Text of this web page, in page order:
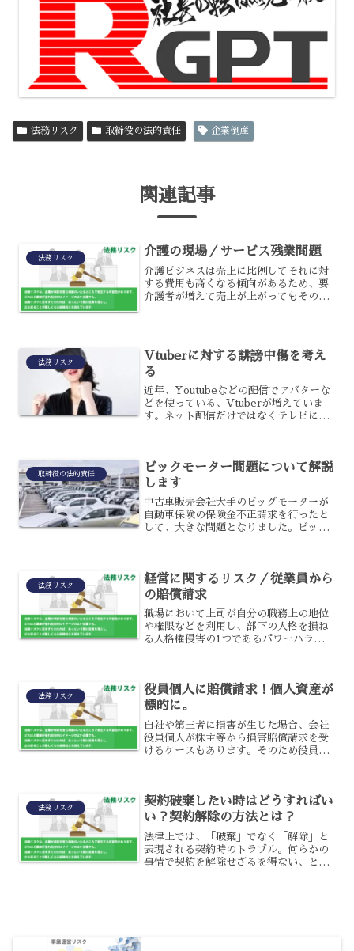
法務リスク 取締役の法的責任 企業倒産
関連記事
法務リスク 介護の現場／サービス残業問題
介護ビジネスは売上に比例してそれに対
する費用も高くなる傾向があるため、要
介護者が増えて売上が上がってもその
ぐ赤字になるなど、経営破綻...
法務リスク
Vtuberに対する誹謗中傷を考え
る
近年、Youtubeなどの配信でアバターな
どを使っている、Vtuberが増えていま
す。ネット配信だけではなくテレビに出
意見も増...
取締役の法的責任
ビックモーター問題について解説
します
中古車販売会社大手のビッグモーターが
自動車保険の保険金不正請求を行ったと
して、大きな問題となりました。ビッグ
のは一体どのような問題だ...
法務リスク
経営に関するリスク／従業員から
の賠償請求
職場において上司が自分の職務上の地位
や権限などを利用し、部下の人格を損ね
る人格権侵害の1つであるパワーハラスメ
いう集団で仕事をしてい...
法務リスク
役員個人に賠償請求！個人資産が
標的に。
自社や第三者に損害が生じた場合、会社
役員個人が株主等から損害賠償請求を受
けるケースもあります。そのため役員は
法務リスク
契約破棄したい時はどうすればい
い？契約解除の方法とは？
法律上では、「破棄」でなく「解除」と
表現される契約時のトラブル。何らかの
事情で契約を解除せざるを得ない、とい